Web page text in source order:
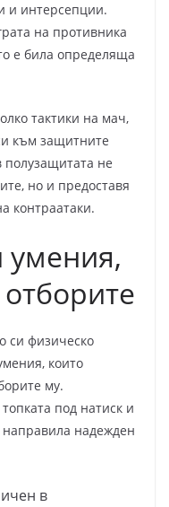
и интерсепции.
на противника
е била определяща
тактики на мач,
към защитните
не
но и предоставя
контраатаки.
умения,
си физическо
които
му.
под натиск и
направила надежден
в